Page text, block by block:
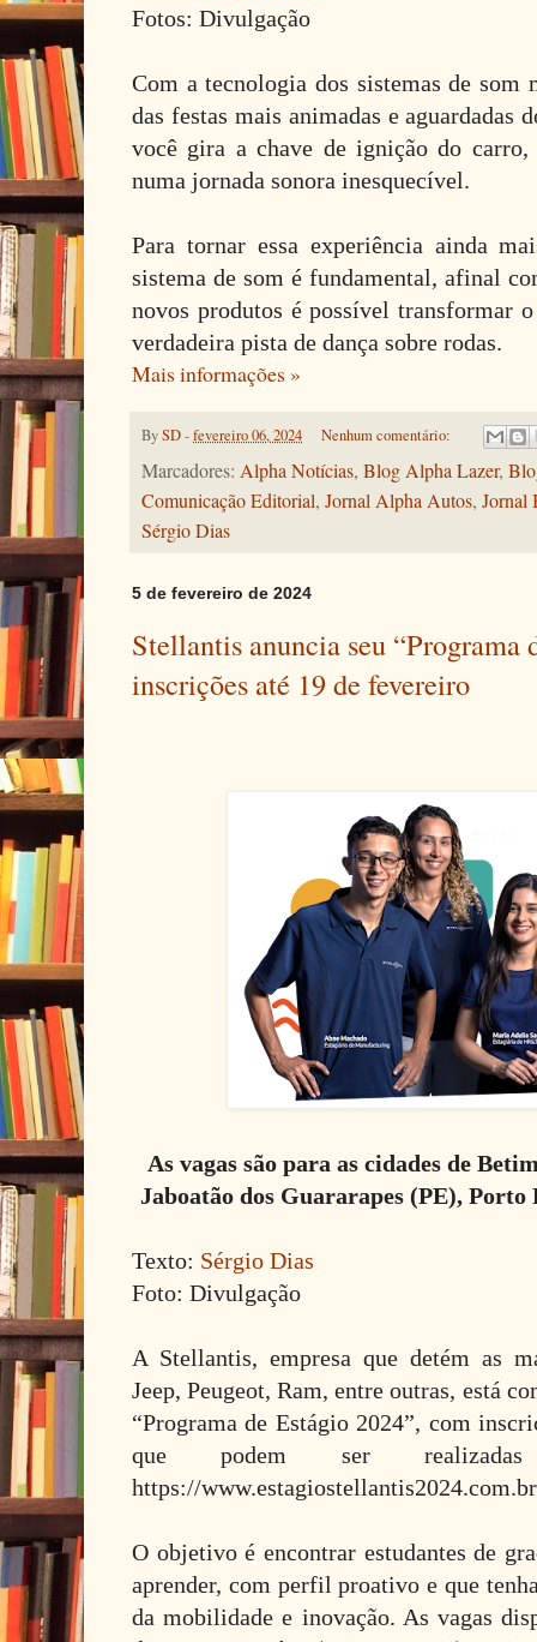
Fotos: Divulgação
Com a tecnologia dos sistemas de
das festas mais animadas e aguardadas
você gira a chave de ignição do carro,
numa jornada sonora inesquecível.
Para tornar essa experiência ainda
sistema de som é fundamental, afinal
novos produtos é possível transformar
verdadeira pista de dança sobre rodas.
Mais informações »
BySD-fevereiro 06, 2024 Nenhum comentário:
Marcadores: Alpha Notícias, Blog Alpha Lazer,
Comunicação Editorial, Jornal Alpha Autos, Jornal
Sérgio Dias
5 de fevereiro de 2024
Stellantis anuncia seu “Programa
inscrições até 19 de fevereiro
As vagas são para as cidades de
Jaboatão dos Guararapes (PE), Porto
Texto: Sérgio Dias
Foto: Divulgação
A Stellantis, empresa que detém as
Jeep, Peugeot, Ram, entre outras, está
“Programa de Estágio 2024”, com
que podem ser
https://
O objetivo é encontrar estudantes de
aprender, com perfil proativo e que
da mobilidade e inovação. As vagas